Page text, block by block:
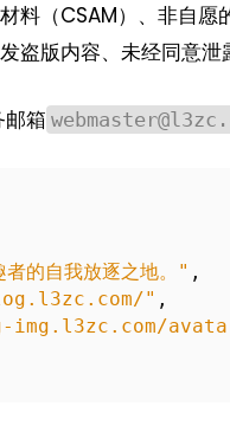
料（CSAM）、非自
盗版内容、未经同意泄
箱
者的自我放逐之地。" ,
" ,